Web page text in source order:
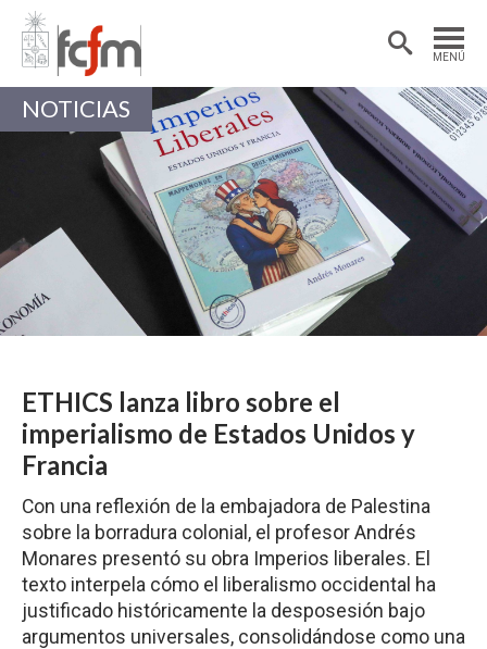
MENÚ
Estudiantes
Académicas/os
NOTICIAS
ETHICS lanza libro sobre el
imperialismo de Estados Unidos y
Francia
Con una reflexión de la embajadora de Palestina
sobre la borradura colonial, el profesor Andrés
Monares presentó su obra Imperios liberales. El
texto interpela cómo el liberalismo occidental ha
justificado históricamente la desposesión bajo
argumentos universales, consolidándose como una